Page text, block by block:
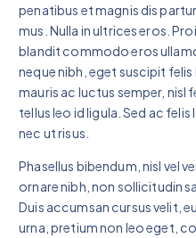
penatibus et magnis dis
mus. Nulla in ultrices eros.
blandit commodo eros
neque nibh, eget suscipit felis
mauris ac luctus semper, nisl
tellus leo id ligula. Sed ac
nec ut risus.
Phasellus bibendum, nisl vel
ornare nibh, non sollicitudin
Duis accumsan cursus velit,
urna, pretium non leo eget,